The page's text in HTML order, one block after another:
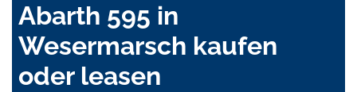
Abarth 595 in
Wesermarsch kaufen
oder leasen